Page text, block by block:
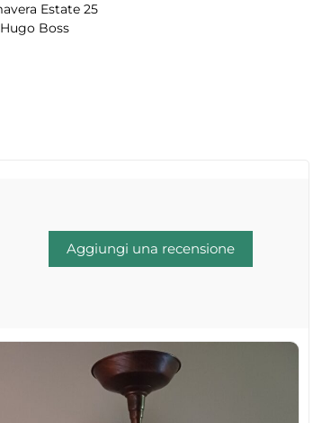
Estate 25
Hugo Boss
Aggiungi una recensione